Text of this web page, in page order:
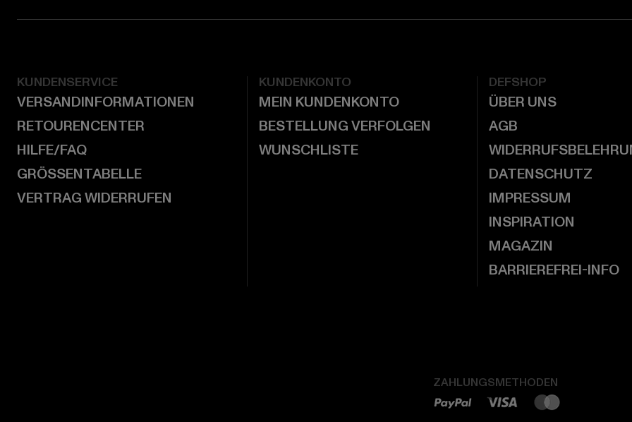
KUNDENSERVICE
VERSANDINFORMATIONEN
RETOURENCENTER
HILFE/FAQ
GRÖSSENTABELLE
VERTRAG WIDERRUFEN
KUNDENKONTO
MEIN KUNDENKONTO
BESTELLUNG VERFOLGEN
WUNSCHLISTE
DEFSHOP
ÜBER UNS
AGB
DATENSCHUTZ
IMPRESSUM
INSPIRATION
MAGAZIN
BARRIEREFREI-INFO
ZAHLUNGSMETHODEN